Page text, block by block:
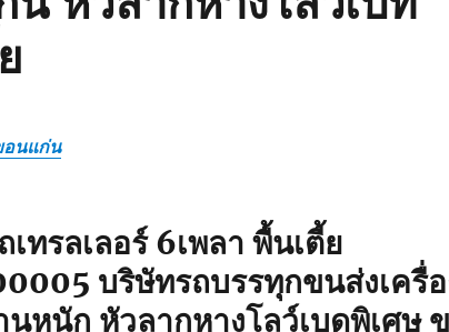
อนแก่น
เทรลเลอร์ 6เพลา พื้นเตี้ย
บริษัทรถบรรทุกขนส่งเครื่
นหนัก หัวลากหางโลว์เบดพิเศษ